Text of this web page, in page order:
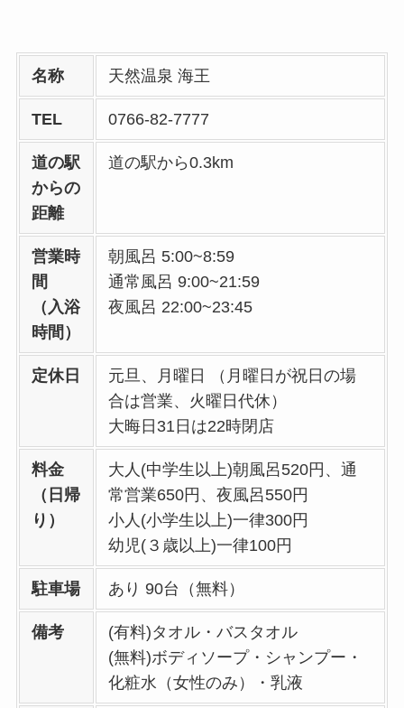
名称 天然温泉 海王
TEL 0766-82-7777
道の駅
からの
距離
道の駅から0.3km
営業時
間
（入浴
時間）
朝風呂 5:00~8:59
通常風呂 9:00~21:59
夜風呂 22:00~23:45
定休日
元旦、月曜日 （月曜日が祝日の場
合は営業、火曜日代休）
大晦日31日は22時閉店
料金
（日帰
り）
大人(中学生以上)朝風呂520円、通
常営業650円、夜風呂550円
小人(小学生以上)一律300円
幼児(３歳以上)一律100円
駐車場 あり 90台（無料）
備考
(有料)タオル・バスタオル
(無料)ボディソープ・シャンプー・
化粧水（女性のみ）・乳液